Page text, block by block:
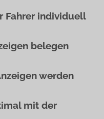
Fahrer individuell
belegen
werden
mit der